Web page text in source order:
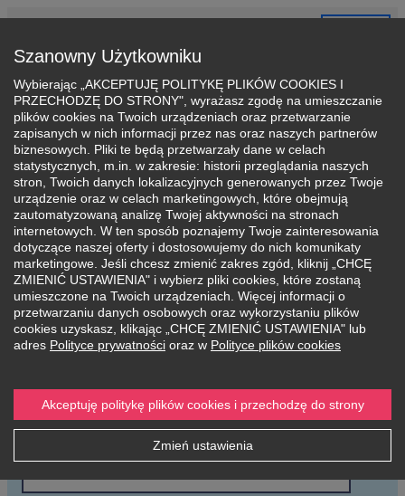
Account FAQ
Panel
Choose the course/program you
want
Fill in the fields below and get started with your
application process
Town/city
Date of admission
Szanowny Użytkowniku
Wybierając „AKCEPTUJĘ POLITYKĘ PLIKÓW COOKIES I
PRZECHODZĘ DO STRONY", wyrażasz zgodę na umieszczanie
plików cookies na Twoich urządzeniach oraz przetwarzanie
zapisanych w nich informacji przez nas oraz naszych partnerów
biznesowych. Pliki te będą przetwarzały dane w celach
statystycznych, m.in. w zakresie: historii przeglądania naszych
stron, Twoich danych lokalizacyjnych generowanych przez Twoje
urządzenie oraz w celach marketingowych, które obejmują
zautomatyzowaną analizę Twojej aktywności na stronach
internetowych. W ten sposób poznajemy Twoje zainteresowania
dotyczące naszej oferty i dostosowujemy do nich komunikaty
marketingowe. Jeśli chcesz zmienić zakres zgód, kliknij „CHCĘ
ZMIENIĆ USTAWIENIA" i wybierz pliki cookies, które zostaną
umieszczone na Twoich urządzeniach. Więcej informacji o
przetwarzaniu danych osobowych oraz wykorzystaniu plików
cookies uzyskasz, klikając „CHCĘ ZMIENIĆ USTAWIENIA" lub
adres Polityce prywatności oraz w Polityce plików cookies
Zmień ustawienia
Akceptuję politykę plików cookies i przechodzę do strony